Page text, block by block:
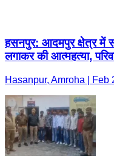
हसनपुर: आदमपुर क्षेत्र में
लगाकर की आत्महत्या,
Hasanpur, Amroha | Feb